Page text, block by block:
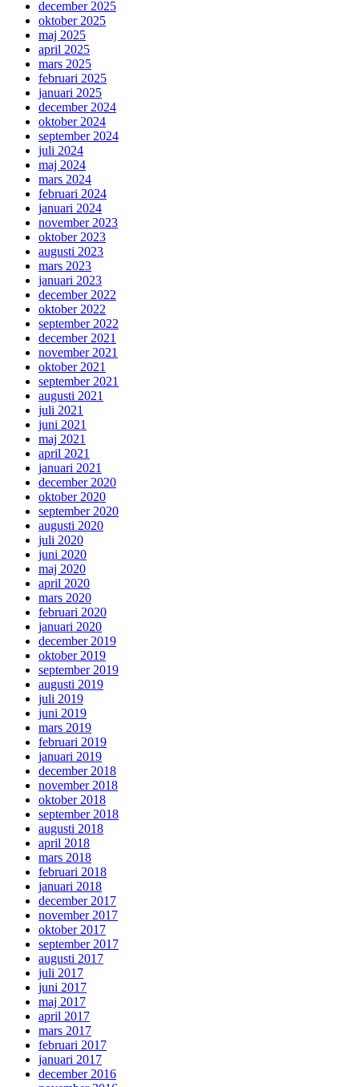
december 2025
oktober 2025
maj 2025
april 2025
mars 2025
februari 2025
januari 2025
december 2024
oktober 2024
september 2024
juli 2024
maj 2024
mars 2024
februari 2024
januari 2024
november 2023
oktober 2023
augusti 2023
mars 2023
januari 2023
december 2022
oktober 2022
september 2022
december 2021
november 2021
oktober 2021
september 2021
augusti 2021
juli 2021
juni 2021
maj 2021
april 2021
januari 2021
december 2020
oktober 2020
september 2020
augusti 2020
juli 2020
juni 2020
maj 2020
april 2020
mars 2020
februari 2020
januari 2020
december 2019
oktober 2019
september 2019
augusti 2019
juli 2019
juni 2019
mars 2019
februari 2019
januari 2019
december 2018
november 2018
oktober 2018
september 2018
augusti 2018
april 2018
mars 2018
februari 2018
januari 2018
december 2017
november 2017
oktober 2017
september 2017
augusti 2017
juli 2017
juni 2017
maj 2017
april 2017
mars 2017
februari 2017
januari 2017
december 2016